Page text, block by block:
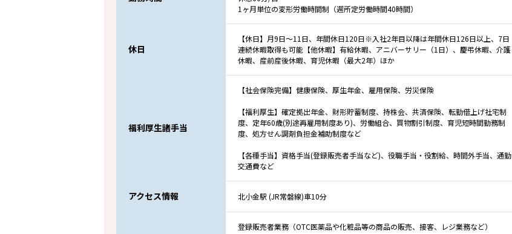
1ヶ月単位の変形労働時間制（週所定労働時間40時間）
休日
【休日】月9日～11日、年間休日120日※入社2年目以降は年間休日126日以上、7日
連続休暇取得も可能【他休暇】有給休暇、アニバーサリー（1日）、慶弔休暇、介護
休暇、産前産後休暇、育児休暇（最大2年）ほか
福利厚生諸手当
【社会保険完備】健康保険、厚生年金、雇用保険、労災保険
【福利厚生】確定拠出年金、財形貯蓄制度、持株会、共済保険、転勤借上げ社宅制
度、定年60歳(別途再雇用制度あり)、労働組合、買物割引制度、育児短時間勤務制
度、処方せん調剤負担金補助制度など
【各種手当】資格手当(登録販売者手当など)、役職手当・役割給、時間外手当、通勤
交通費など
アクセス情報 北小金駅 (JR常磐線)車10分
登録販売者業務（OTC医薬品や化粧品等の商品の販売、接客、レジ業務など）